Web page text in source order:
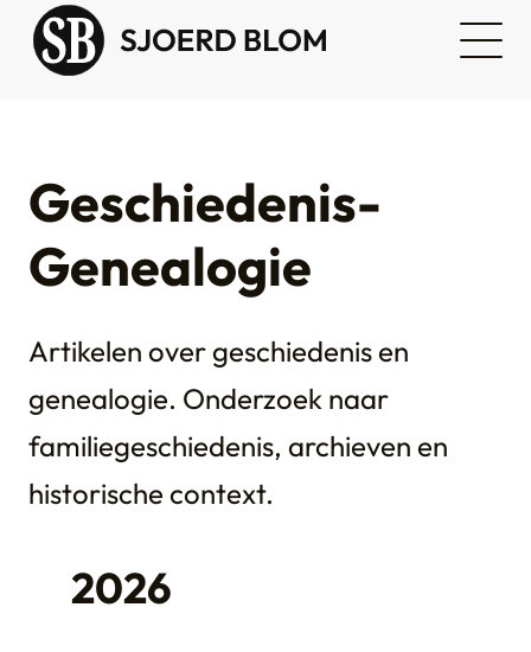
Geschiedenis-
Genealogie
Artikelen over geschiedenis en
genealogie. Onderzoek naar
familiegeschiedenis, archieven en
historische context.
2026